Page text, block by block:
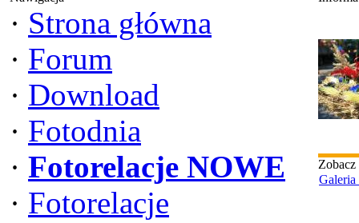
· Strona główna
· Forum
· Download
· Fotodnia
· Fotorelacje NOWE
· Fotorelacje
Zobacz
Galeria